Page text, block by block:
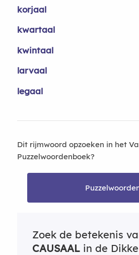
korjaal
kwartaal
kwintaal
larvaal
legaal
Dit rijmwoord opzoeken in het
Puzzelwoordenboek?
Zoek de betekenis
CAUSAALin de